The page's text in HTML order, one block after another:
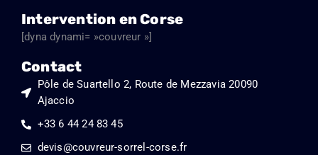
Intervention en Corse
[dyna dynami= »couvreur »]
Contact
Pôle de Suartello 2, Route de Mezzavia 20090
Ajaccio
+33 6 44 24 83 45
devis@couvreur-sorrel-corse.fr